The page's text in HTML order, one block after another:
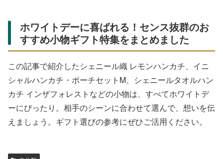
ホワイトデーに喜ばれる！センス抜群のお
すすめ小物ギフト特集をまとめました
この記事で紹介したシェニール織 レモンハンカチ、イニ
シャルハンカチ・ポーチセットM、シェニールタオルハン
カチ インザフォレストなどの小物は、すべてホワイトデ
ーにぴったり。相手のシーンに合わせて選んで、想いを伝
えましょう。ギフト選びの参考にぜひご活用ください。